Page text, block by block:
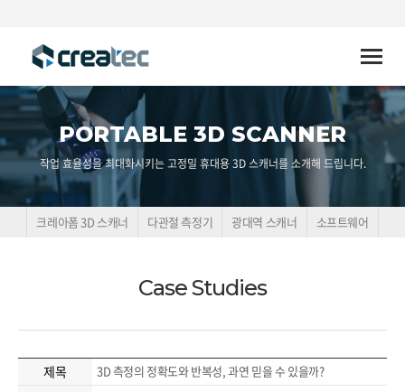
Toggle
PORTABLE 3D SCANNER
작업 효율성을 최대화시키는 고정밀 휴대용 3D 스캐너를 소개해 드립니다.
크레아폼 3D 스캐너 다관절 측정기 광대역 스캐너 소프트웨어
Case Studies
제목 3D 측정의 정확도와 반복성, 과연 믿을 수 있을까?